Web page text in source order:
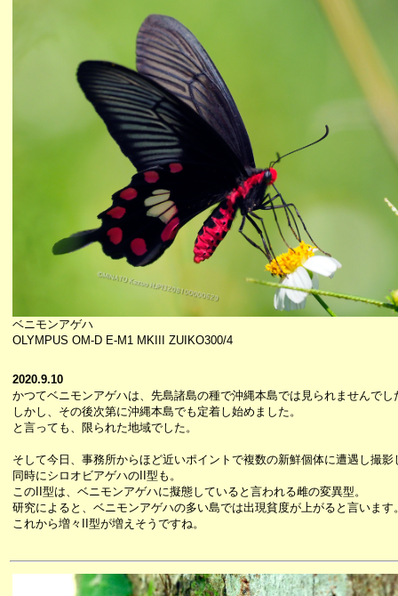
ベニモンアゲハ
OLYMPUS OM-D E-M1 MKIII ZUIKO300/4
2020.9.10
かつてベニモンアゲハは、先島諸島の種で沖縄本島では見られませんでし
しかし、その後次第に沖縄本島でも定着し始めました。
と言っても、限られた地域でした。
そして今日、事務所からほど近いポイントで複数の新鮮個体に遭遇し撮影
同時にシロオビアゲハのII型も。
このII型は、ベニモンアゲハに擬態していると言われる雌の変異型。
研究によると、ベニモンアゲハの多い島では出現貧度が上がると言います
これから増々II型が増えそうですね。